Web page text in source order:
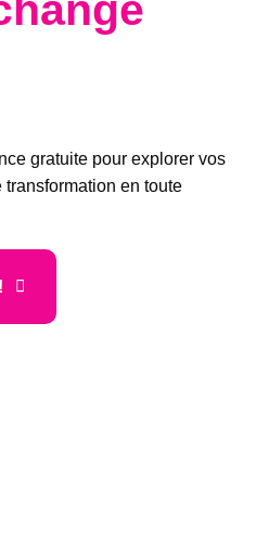
gratuite pour explorer vos
transformation en toute